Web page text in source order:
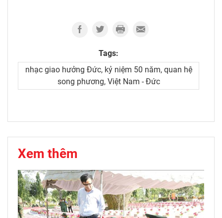
Tags:
nhạc giao hưởng Đức, kỷ niệm 50 năm, quan hệ
song phương, Việt Nam - Đức
Xem thêm